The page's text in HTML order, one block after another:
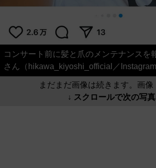
コンサート前に髪と爪のメンテナンスを
さん（hikawa_kiyoshi_official／Instagram
まだまだ画像は続きます。画像
↓ スクロールで次の写真